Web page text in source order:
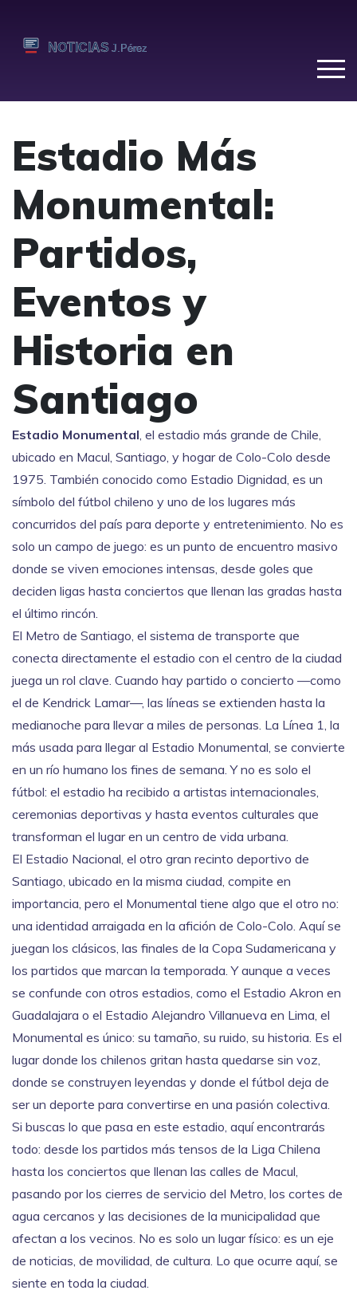
Estadio Más
Monumental:
Partidos,
Eventos y
Historia en
Santiago
Estadio Monumental, el estadio más grande de Chile,
ubicado en Macul, Santiago, y hogar de Colo-Colo desde
1975. También conocido como Estadio Dignidad, es un
símbolo del fútbol chileno y uno de los lugares más
concurridos del país para deporte y entretenimiento. No es
solo un campo de juego: es un punto de encuentro masivo
donde se viven emociones intensas, desde goles que
deciden ligas hasta conciertos que llenan las gradas hasta
el último rincón.
El Metro de Santiago, el sistema de transporte que
conecta directamente el estadio con el centro de la ciudad
juega un rol clave. Cuando hay partido o concierto —como
el de Kendrick Lamar—, las líneas se extienden hasta la
medianoche para llevar a miles de personas. La Línea 1, la
más usada para llegar al Estadio Monumental, se convierte
en un río humano los fines de semana. Y no es solo el
fútbol: el estadio ha recibido a artistas internacionales,
ceremonias deportivas y hasta eventos culturales que
transforman el lugar en un centro de vida urbana.
El Estadio Nacional, el otro gran recinto deportivo de
Santiago, ubicado en la misma ciudad, compite en
importancia, pero el Monumental tiene algo que el otro no:
una identidad arraigada en la afición de Colo-Colo. Aquí se
juegan los clásicos, las finales de la Copa Sudamericana y
los partidos que marcan la temporada. Y aunque a veces
se confunde con otros estadios, como el Estadio Akron en
Guadalajara o el Estadio Alejandro Villanueva en Lima, el
Monumental es único: su tamaño, su ruido, su historia. Es el
lugar donde los chilenos gritan hasta quedarse sin voz,
donde se construyen leyendas y donde el fútbol deja de
ser un deporte para convertirse en una pasión colectiva.
Si buscas lo que pasa en este estadio, aquí encontrarás
todo: desde los partidos más tensos de la Liga Chilena
hasta los conciertos que llenan las calles de Macul,
pasando por los cierres de servicio del Metro, los cortes de
agua cercanos y las decisiones de la municipalidad que
afectan a los vecinos. No es solo un lugar físico: es un eje
de noticias, de movilidad, de cultura. Lo que ocurre aquí, se
siente en toda la ciudad.